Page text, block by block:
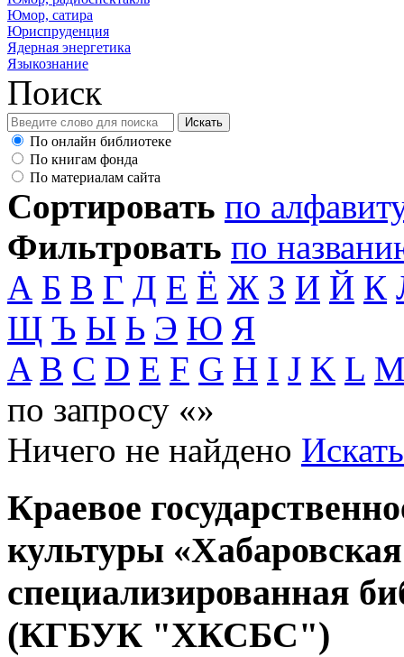
Юмор, сатира
Юриспруденция
Ядерная энергетика
Языкознание
Поиск
По онлайн библиотеке
По книгам фонда
По материалам сайта
Сортировать по
Фильтровать по
А Б В Г Д Е Ё Ж З И Й К
Щ Ъ Ы Ь Э Ю Я
A B C D E F G H I J K L
по запросу «»
Ничего не найдено
Краевое
культуры
специализированная
(КГБУК "ХКСБС")